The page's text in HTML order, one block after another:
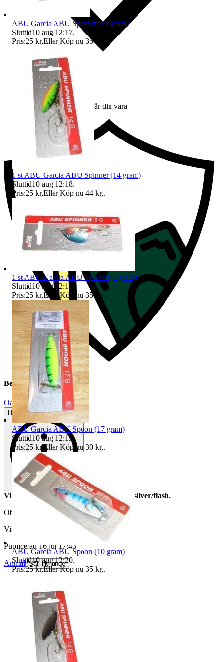
Ersättning om du inte får din vara
Beskrivning
Oanvänt
Helt ny och aldrig använd
Vikt: 24 gram, längd: 9 cm, färg: svart/silver/flash.
Objektnr
740 725 747
Visningar
Publicerad 16 jul 17:43
Anmäl Sälj liknande
ABU Garcia ABU Spinner (14 gram)
Sluttid10 aug 12:17.
Pris:25 kr,Eller Köp nu 35 kr
1 st ABU Garcia ABU Spinner (14 gram)
Sluttid10 aug 12:18.
Pris:25 kr,Eller Köp nu 44 kr,.
1 st ABU Garcia ABU Spinner (9 gram)
Sluttid10 aug 12:18
Pris:25 kr,Eller Köp nu 35 kr,.
ABU Garcia ABU Spoon (17 gram)
Sluttid10 aug 12:19 .
Pris:25 kr,Eller Köp nu 30 kr,.
ABU Garcia ABU Spoon (10 gram)
Sluttid10 aug 12:20.
Pris:25 kr,Eller Köp nu 35 kr,.